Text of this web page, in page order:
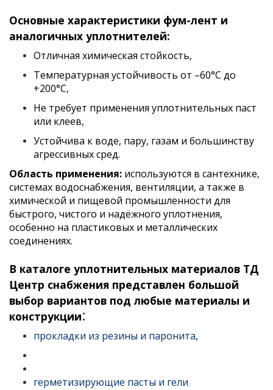
Основные характеристики фум-лент и
аналогичных уплотнителей:
Отличная химическая стойкость,
Температурная устойчивость от –60°C до
+200°C,
Не требует применения уплотнительных паст
или клеев,
Устойчива к воде, пару, газам и большинству
агрессивных сред.
Область применения: используются в сантехнике,
системах водоснабжения, вентиляции, а также в
химической и пищевой промышленности для
быстрого, чистого и надёжного уплотнения,
особенно на пластиковых и металлических
соединениях.
В каталоге уплотнительных материалов ТД
Центр снабжения представлен большой
выбор вариантов под любые материалы и
конструкции:
прокладки из резины и паронита,
герметизирующие пасты и гели,